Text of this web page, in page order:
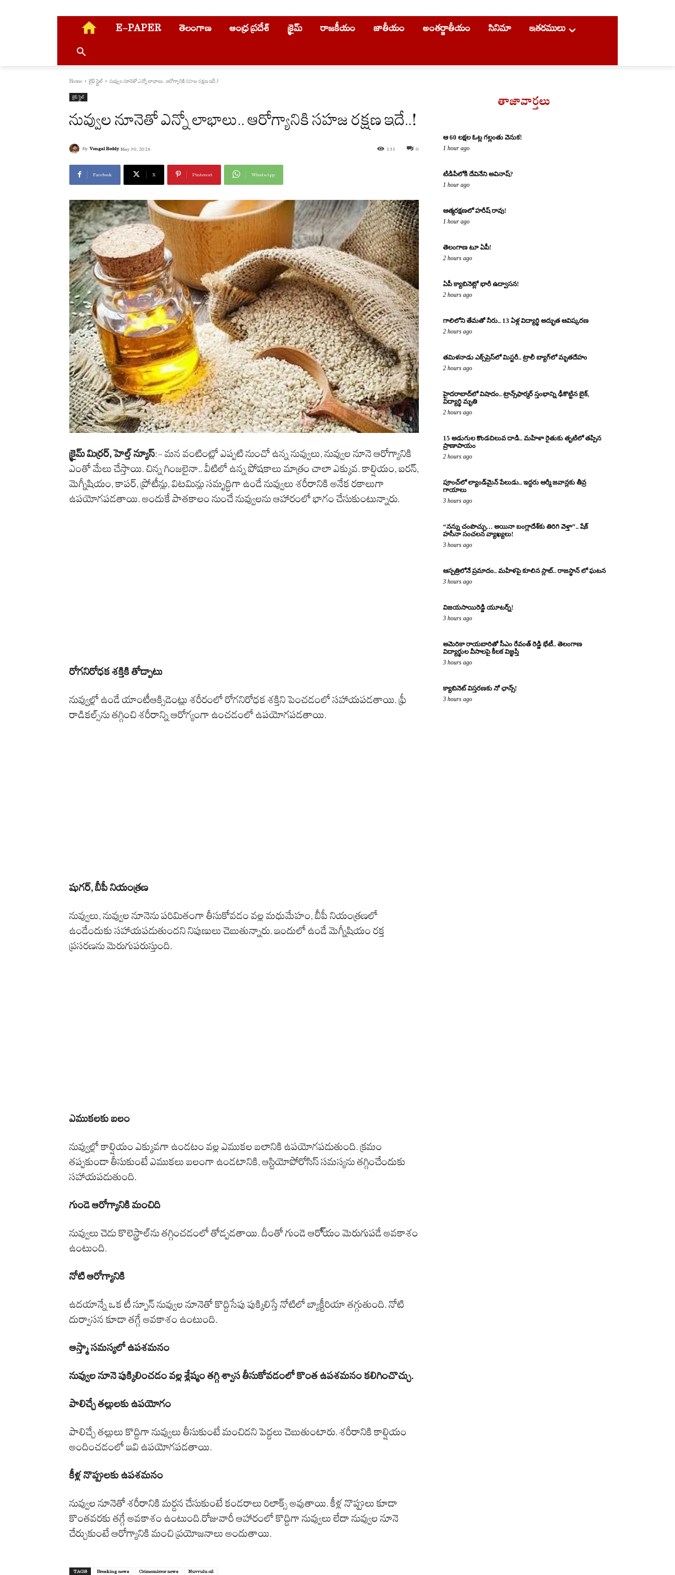
E-PAPER తెలంగాణ ఆంధ్ర ప్రదేశ్ క్రైమ్ రాజకీయం జాతీయం అంతర్జాతీయం సినిమా ఇతరములు
Home లైఫ్ స్టైల్ నువ్వుల నూనెతో ఎన్నో లాభాలు.. ఆరోగ్యానికి సహజ రక్షణ ఇదే..!
లైఫ్ స్టైల్
నువ్వుల నూనెతో ఎన్నో లాభాలు.. ఆరోగ్యానికి సహజ రక్షణ ఇదే..!
By Vengal Reddy May 30, 2026 0
131
Facebook X Pinterest WhatsApp
క్రైమ్ మిర్రర్, హెల్త్ న్యూస్:- మన వంటింట్లో ఎప్పటి నుంచో ఉన్న నువ్వులు, నువ్వుల నూనె ఆరోగ్యానికి
ఎంతో మేలు చేస్తాయి. చిన్న గింజలైనా.. వీటిలో ఉన్న పోషకాలు మాత్రం చాలా ఎక్కువ. కాల్షియం, ఐరన్,
మెగ్నీషియం, కాపర్, ప్రోటీన్లు, విటమిన్లు సమృద్ధిగా ఉండే నువ్వులు శరీరానికి అనేక రకాలుగా
ఉపయోగపడతాయి. అందుకే పాతకాలం నుంచే నువ్వులను ఆహారంలో భాగం చేసుకుంటున్నారు.
రోగనిరోధక శక్తికి తోడ్పాటు
నువ్వుల్లో ఉండే యాంటీఆక్సిడెంట్లు శరీరంలో రోగనిరోధక శక్తిని పెంచడంలో సహాయపడతాయి. ఫ్రీ
రాడికల్స్‌ను తగ్గించి శరీరాన్ని ఆరోగ్యంగా ఉంచడంలో ఉపయోగపడతాయి.
షుగర్, బీపీ నియంత్రణ
నువ్వులు, నువ్వుల నూనెను పరిమితంగా తీసుకోవడం వల్ల మధుమేహం, బీపీ నియంత్రణలో
ఉండేందుకు సహాయపడుతుందని నిపుణులు చెబుతున్నారు. ఇందులో ఉండే మెగ్నీషియం రక్త
ప్రసరణను మెరుగుపరుస్తుంది.
ఎముకలకు బలం
నువ్వుల్లో కాల్షియం ఎక్కువగా ఉండటం వల్ల ఎముకల బలానికి ఉపయోగపడుతుంది. క్రమం
తప్పకుండా తీసుకుంటే ఎముకలు బలంగా ఉండటానికి, ఆస్టియోపోరోసిస్ సమస్యను తగ్గించేందుకు
సహాయపడుతుంది.
గుండె ఆరోగ్యానికి మంచిది
నువ్వులు చెడు కొలెస్ట్రాల్‌ను తగ్గించడంలో తోడ్పడతాయి. దీంతో గుండె ఆరో్యం మెరుగుపడే అవకాశం
ఉంటుంది.
నోటి ఆరోగ్యానికి
ఉదయాన్నే ఒక టీ స్పూన్ నువ్వుల నూనెతో కొద్దిసేపు పుక్కిలిస్తే నోటిలో బ్యాక్టీరియా తగ్గుతుంది. నోటి
దుర్వాసన కూడా తగ్గే అవకాశం ఉంటుంది.
ఆస్త్మా సమస్యలో ఉపశమనం
నువ్వుల నూనె పుక్కిలించడం వల్ల శ్లేష్మం తగ్గి శ్వాస తీసుకోవడంలో కొంత ఉపశమనం కలిగించొచ్చు.
పాలిచ్చే తల్లులకు ఉపయోగం
పాలిచ్చే తల్లులు కొద్దిగా నువ్వులు తీసుకుంటే మంచిదని పెద్దలు చెబుతుంటారు. శరీరానికి కాల్షియం
అందించడంలో ఇవి ఉపయోగపడతాయి.
కీళ్ల నొప్పులకు ఉపశమనం
నువ్వుల నూనెతో శరీరానికి మర్దన చేసుకుంటే కండరాలు రిలాక్స్ అవుతాయి. కీళ్ల నొప్పులు కూడా
కొంతవరకు తగ్గే అవకాశం ఉంటుంది.రోజువారీ ఆహారంలో కొద్దిగా నువ్వులు లేదా నువ్వుల నూనె
చేర్చుకుంటే ఆరోగ్యానికి మంచి ప్రయోజనాలు అందుతాయి.
TAGS Breaking news Crimemirror news Nuvvulu oil
తాజావార్తలు
ఆ 60 లక్షల ఓట్ల గల్లంతు వెనుక!
1 hour ago
టిడిపిలోకి దేవినేని అవినాష్?
1 hour ago
ఆత్మరక్షణలో హరీష్ రావు!
1 hour ago
తెలంగాణ టూ ఏపీ!
2 hours ago
ఏపీ క్యాబినెట్లో భారీ ఉద్వాసన!
2 hours ago
గాలిలోని తేమతో నీరు.. 13 ఏళ్ల విద్యార్థి అద్భుత ఆవిష్కరణ
2 hours ago
తమిళనాడు ఎక్స్‌ప్రెస్‌లో మిస్టరీ.. ట్రాలీ బ్యాగ్‌లో మృతదేహం
2 hours ago
హైదరాబాద్‌లో విషాదం.. ట్రాన్స్‌ఫార్మర్ స్తంభాన్ని ఢీకొట్టిన బైక్,
విద్యార్థి మృతి
2 hours ago
15 అడుగుల కొండచిలువ దాడి.. మహిళా రైతుకు తృటిలో తప్పిన
ప్రాణాపాయం
2 hours ago
పూంచ్‌లో ల్యాండ్‌మైన్ పేలుడు.. ఇద్దరు ఆర్మీ జవాన్లకు తీవ్ర
గాయాలు
3 hours ago
“నన్ను చంపొచ్చు… అయినా బంగ్లాదేశ్‌కు తిరిగి వెళ్తా”.. షేక్
హసీనా సంచలన వ్యాఖ్యలు!
3 hours ago
ఆస్పత్రిలోనే ప్రమాదం.. మహిళపై కూలిన స్లాబ్‌.. రాజస్థాన్ లో ఘటన
3 hours ago
విజయసాయిరెడ్డి యూటర్న్!
3 hours ago
అమెరికా రాయబారితో సీఎం రేవంత్ రెడ్డి భేటీ.. తెలంగాణ
విద్యార్థుల వీసాలపై కీలక విజ్ఞప్తి
3 hours ago
క్యాబినెట్ విస్తరణకు నో ఛాన్స్!
3 hours ago